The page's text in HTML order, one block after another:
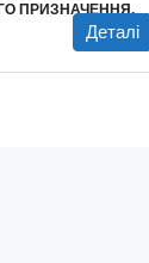
ПРИЗНАЧЕННЯ,
Деталі